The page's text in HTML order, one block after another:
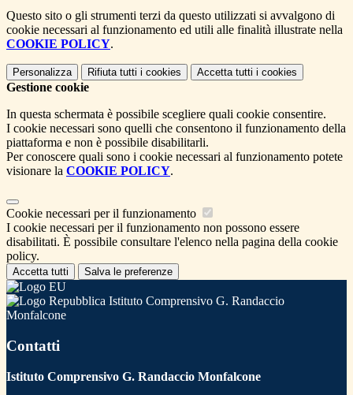
Questo sito o gli strumenti terzi da questo utilizzati si avvalgono di
cookie necessari al funzionamento ed utili alle finalità illustrate nella
COOKIE POLICY.
Personalizza Rifiuta tutti i cookies Accetta tutti i cookies
Gestione cookie
In questa schermata è possibile scegliere quali cookie consentire.
I cookie necessari sono quelli che consentono il funzionamento della
piattaforma e non è possibile disabilitarli.
Per conoscere quali sono i cookie necessari al funzionamento potete
visionare la COOKIE POLICY.
Cookie necessari per il funzionamento
I cookie necessari per il funzionamento non possono essere
disabilitati. È possibile consultare l'elenco nella pagina della cookie
policy.
Accetta tutti Salva le preferenze
Istituto Comprensivo G. Randaccio
Monfalcone
Contatti
Istituto Comprensivo G. Randaccio Monfalcone